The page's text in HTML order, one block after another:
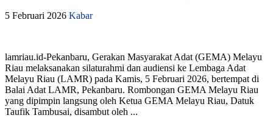
5 Februari 2026 Kabar
lamriau.id-Pekanbaru, Gerakan Masyarakat Adat (GEMA) Melayu
Riau melaksanakan silaturahmi dan audiensi ke Lembaga Adat
Melayu Riau (LAMR) pada Kamis, 5 Februari 2026, bertempat di
Balai Adat LAMR, Pekanbaru. Rombongan GEMA Melayu Riau
yang dipimpin langsung oleh Ketua GEMA Melayu Riau, Datuk
Taufik Tambusai, disambut oleh ...